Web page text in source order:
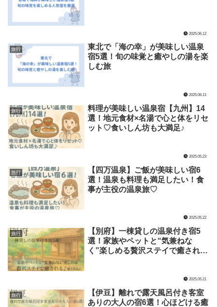
2025.06.12
旅行
東北で「海の幸」が美味しい温泉
宿5選！旬の味覚と癒やしの湯を楽
しむ旅
2025.06.11
旅行
料理が美味しい温泉宿【九州】14
選！地元食材×名湯で心と体をリセ
ット♡食いしん坊も大満足♪
2025.05.23
旅行
【四万温泉】ご飯が美味しい宿6
選！温泉も料理も満足したい！食
事が主役の温泉旅♡
2025.05.22
旅行
【別府】一棟貸しの温泉付き宿5
選！家族やペットと“気兼ねな
く”楽しめる贅沢ステイで癒される
2025.05.21
旅行
【伊豆】離れで露天風呂付き客室
ありの大人の宿6選！心ほどける癒